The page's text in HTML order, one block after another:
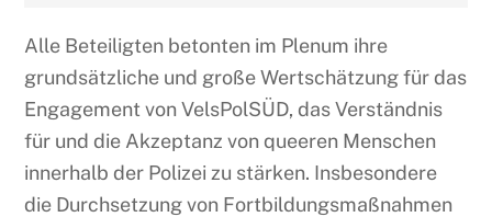
Alle Beteiligten betonten im Plenum ihre
grundsätzliche und große Wertschätzung für das
Engagement von VelsPolSÜD, das Verständnis
für und die Akzeptanz von queeren Menschen
innerhalb der Polizei zu stärken. Insbesondere
die Durchsetzung von Fortbildungsmaßnahmen